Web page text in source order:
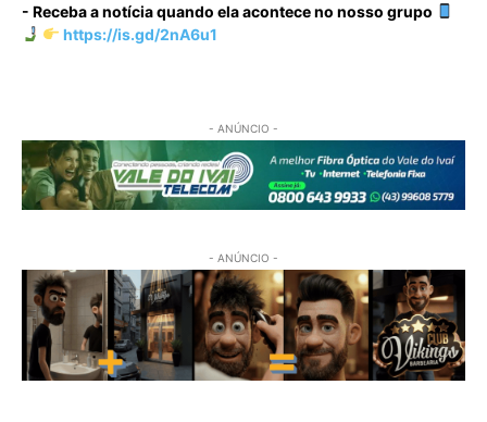
- Receba a notícia quando ela acontece no nosso grupo
https://is.gd/2nA6u1
- ANÚNCIO -
- ANÚNCIO -